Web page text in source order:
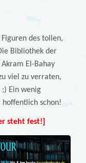
des tollen,
Bibliothek der
El-Bahay
viel zu verraten,
Ein wenig
schon!
steht fest!]